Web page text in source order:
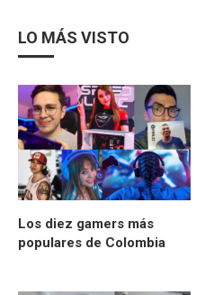
LO MÁS VISTO
Los diez gamers más
populares de Colombia